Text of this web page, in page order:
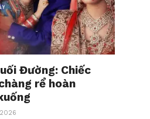
Đường: Chiếc
rể hoàn